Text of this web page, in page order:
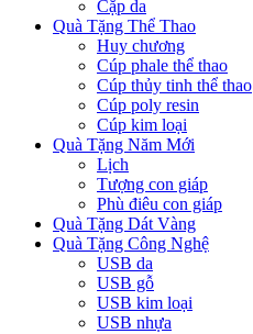
Cặp da
Quà Tặng Thể Thao
Huy chương
Cúp phale thể thao
Cúp thủy tinh thể thao
Cúp poly resin
Cúp kim loại
Quà Tặng Năm Mới
Lịch
Tượng con giáp
Phù điêu con giáp
Quà Tặng Dát Vàng
Quà Tặng Công Nghệ
USB da
USB gỗ
USB kim loại
USB nhựa